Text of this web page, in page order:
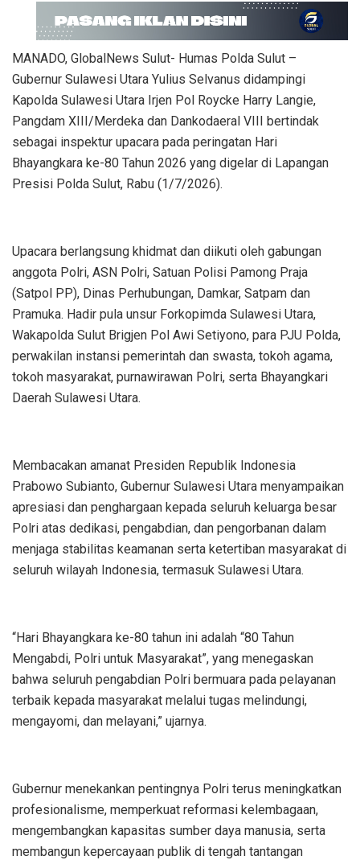
MANADO, GlobalNews Sulut- Humas Polda Sulut –
Gubernur Sulawesi Utara Yulius Selvanus didampingi
Kapolda Sulawesi Utara Irjen Pol Roycke Harry Langie,
Pangdam XIII/Merdeka dan Dankodaeral VIII bertindak
sebagai inspektur upacara pada peringatan Hari
Bhayangkara ke-80 Tahun 2026 yang digelar di Lapangan
Presisi Polda Sulut, Rabu (1/7/2026).
Upacara berlangsung khidmat dan diikuti oleh gabungan
anggota Polri, ASN Polri, Satuan Polisi Pamong Praja
(Satpol PP), Dinas Perhubungan, Damkar, Satpam dan
Pramuka. Hadir pula unsur Forkopimda Sulawesi Utara,
Wakapolda Sulut Brigjen Pol Awi Setiyono, para PJU Polda,
perwakilan instansi pemerintah dan swasta, tokoh agama,
tokoh masyarakat, purnawirawan Polri, serta Bhayangkari
Daerah Sulawesi Utara.
Membacakan amanat Presiden Republik Indonesia
Prabowo Subianto, Gubernur Sulawesi Utara menyampaikan
apresiasi dan penghargaan kepada seluruh keluarga besar
Polri atas dedikasi, pengabdian, dan pengorbanan dalam
menjaga stabilitas keamanan serta ketertiban masyarakat di
seluruh wilayah Indonesia, termasuk Sulawesi Utara.
“Hari Bhayangkara ke-80 tahun ini adalah “80 Tahun
Mengabdi, Polri untuk Masyarakat”, yang menegaskan
bahwa seluruh pengabdian Polri bermuara pada pelayanan
terbaik kepada masyarakat melalui tugas melindungi,
mengayomi, dan melayani,” ujarnya.
Gubernur menekankan pentingnya Polri terus meningkatkan
profesionalisme, memperkuat reformasi kelembagaan,
mengembangkan kapasitas sumber daya manusia, serta
membangun kepercayaan publik di tengah tantangan